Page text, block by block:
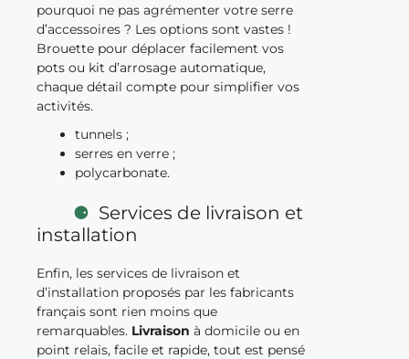
pourquoi ne pas agrémenter votre serre
d’accessoires ? Les options sont vastes !
Brouette pour déplacer facilement vos
pots ou kit d’arrosage automatique,
chaque détail compte pour simplifier vos
activités.
tunnels ;
serres en verre ;
polycarbonate.
Services de livraison et
installation
Enfin, les services de livraison et
d’installation proposés par les fabricants
français sont rien moins que
remarquables. Livraison à domicile ou en
point relais, facile et rapide, tout est pensé